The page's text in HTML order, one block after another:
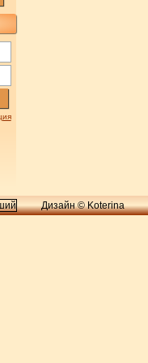
Дизайн © Koterina